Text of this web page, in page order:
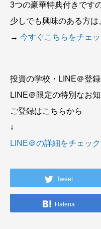
3つの豪華特典付きですの
少しでも興味のある方は
→ 今すぐこちらをチェッ
投資の学校・LINE＠登録
LINE＠限定の特別なお
ご登録はこちらから
↓
LINE＠の詳細をチェッ
Tweet
Hatena